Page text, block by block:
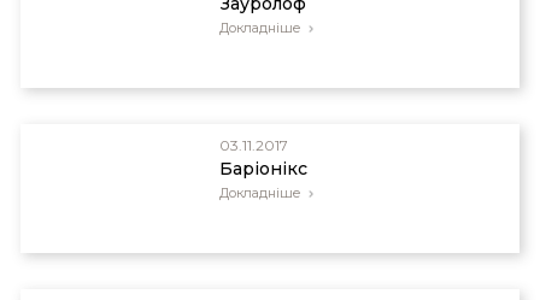
Докладніше
03.11.2017
Баріонікс
Докладніше